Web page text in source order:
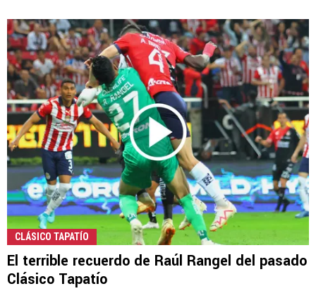
CLÁSICO TAPATÍO
El terrible recuerdo de Raúl Rangel del pasado
Clásico Tapatío